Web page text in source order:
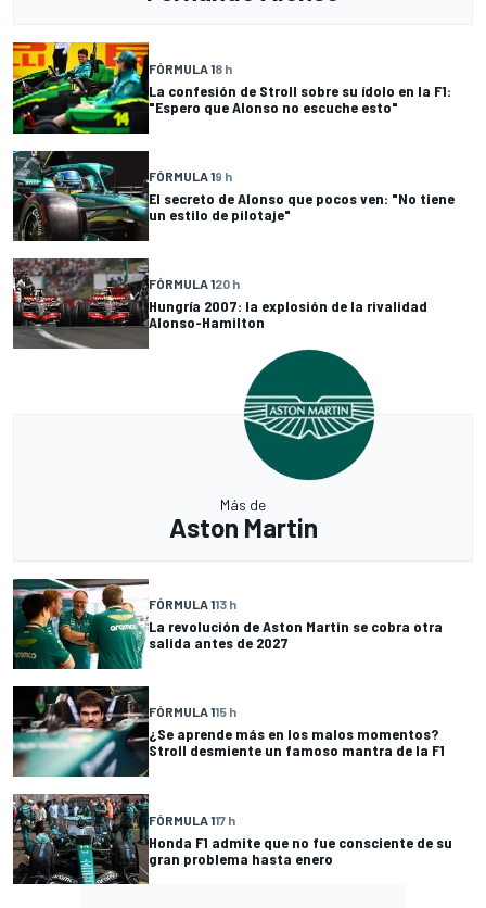
FÓRMULA 18 h
La confesión de Stroll sobre su ídolo en la F1:
"Espero que Alonso no escuche esto"
FÓRMULA 19 h
El secreto de Alonso que pocos ven: "No tiene
un estilo de pilotaje"
FÓRMULA 120 h
Hungría 2007: la explosión de la rivalidad
Alonso-Hamilton
Más de
Aston Martin
FÓRMULA 113 h
La revolución de Aston Martin se cobra otra
salida antes de 2027
FÓRMULA 115 h
¿Se aprende más en los malos momentos?
Stroll desmiente un famoso mantra de la F1
FÓRMULA 117 h
Honda F1 admite que no fue consciente de su
gran problema hasta enero